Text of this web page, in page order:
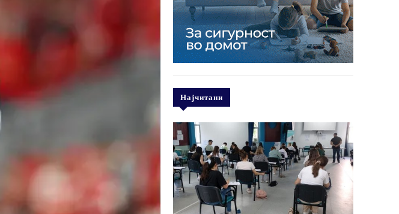
Најчитани